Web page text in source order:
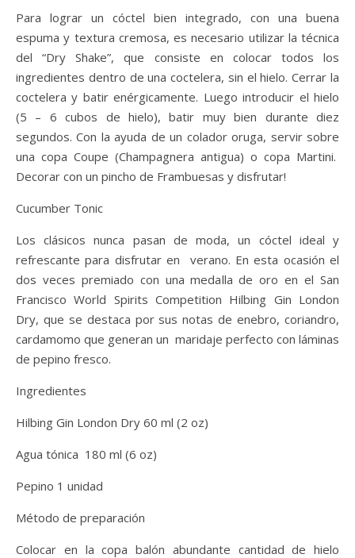
Para lograr un cóctel bien integrado, con una buena
espuma y textura cremosa, es necesario utilizar la técnica
del “Dry Shake”, que consiste en colocar todos los
ingredientes dentro de una coctelera, sin el hielo. Cerrar la
coctelera y batir enérgicamente. Luego introducir el hielo
(5 – 6 cubos de hielo), batir muy bien durante diez
segundos. Con la ayuda de un colador oruga, servir sobre
una copa Coupe (Champagnera antigua) o copa Martini.
Decorar con un pincho de Frambuesas y disfrutar!
Cucumber Tonic
Los clásicos nunca pasan de moda, un cóctel ideal y
refrescante para disfrutar en verano. En esta ocasión el
dos veces premiado con una medalla de oro en el San
Francisco World Spirits Competition Hilbing Gin London
Dry, que se destaca por sus notas de enebro, coriandro,
cardamomo que generan un maridaje perfecto con láminas
de pepino fresco.
Ingredientes
Hilbing Gin London Dry 60 ml (2 oz)
Agua tónica 180 ml (6 oz)
Pepino 1 unidad
Método de preparación
Colocar en la copa balón abundante cantidad de hielo